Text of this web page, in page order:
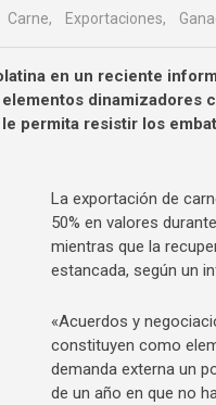
Carne, Exportaciones,
en un reciente
dinamizadores
permita resistir los
La exportación de
50% en valores
mientras que la
estancada, según un
«Acuerdos y
constituyen como
demanda externa un
de un año en que no